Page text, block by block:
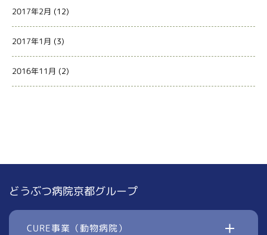
2017年2月 (12)
2017年1月 (3)
2016年11月 (2)
どうぶつ病院京都グループ
CURE事業（動物病院）